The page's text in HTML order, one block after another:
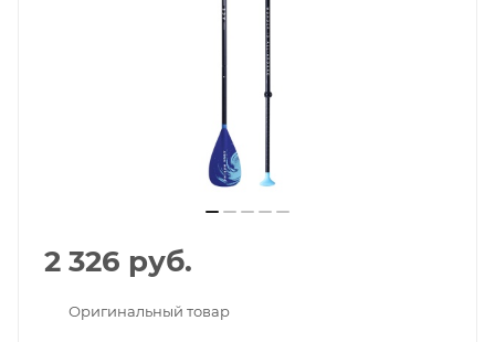
2 326 руб.
Оригинальный товар